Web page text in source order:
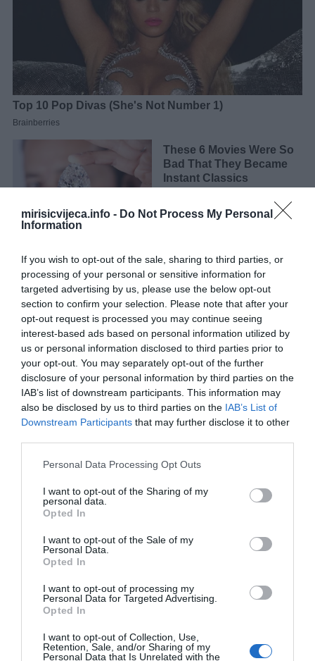
mirisicvijeca.info - Do Not Process My Personal
Information
If you wish to opt-out of the sale, sharing to third parties, or
processing of your personal or sensitive information for
targeted advertising by us, please use the below opt-out
section to confirm your selection. Please note that after your
opt-out request is processed you may continue seeing
interest-based ads based on personal information utilized by
us or personal information disclosed to third parties prior to
your opt-out. You may separately opt-out of the further
disclosure of your personal information by third parties on the
IAB’s list of downstream participants. This information may
also be disclosed by us to third parties on the IAB’s List of
Downstream Participants that may further disclose it to other
Please note that this website/app uses one or more Google
not limited to your visit or usage behaviour. You may click to
grant or deny consent to Google and its third-party tags to
use your data for below specified purposes in below Google
consent section.
Personal Data Processing Opt Outs
I want to opt-out of the Sharing of my
personal data.
Opted In
I want to opt-out of the Sale of my
Personal Data.
Opted In
I want to opt-out of processing my
Personal Data for Targeted Advertising.
Opted In
I want to opt-out of Collection, Use,
Retention, Sale, and/or Sharing of my
Personal Data that Is Unrelated with the
Za to vrijeme ustajali, vlažni zrak izlazi napolje, dok svjež i suvlji
ulazi unutra. Ključ je u trajanju. Pošto je provjetravanje kratko,
zidovi i namještaj se ne stignu ohladiti. Novi zrak se brzo zagrije, a
gubitak energije je minimalan. Rezultat je efikasno uklanjanje
viška vlage bez dodatnih troškova.
Stabilna temperatura kao važan faktor
U nordijskim zemljama temperatura se održava stabilnom. Kada
ostaju topli, pa je manja vjerovatnoća da će se na njima skupljati
Dnevne navike koje prave razliku
Osim pravilnog provjetravanja i ujednačenog grijanja, važna je i
aspirator. Vrata kupatila drže se zatvorena za vrijeme tuširanja, a